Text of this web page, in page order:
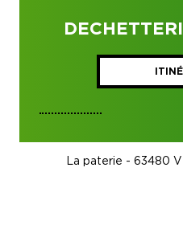
La paterie - 63480